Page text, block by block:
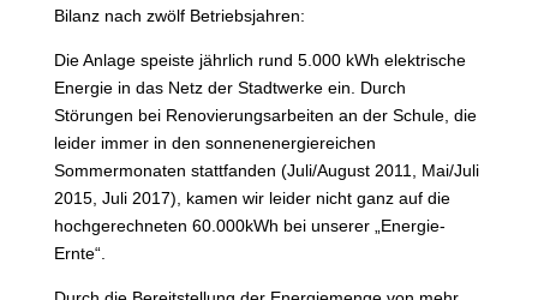
Bilanz nach zwölf Betriebsjahren:
Die Anlage speiste jährlich rund 5.000 kWh elektrische
Energie in das Netz der Stadtwerke ein. Durch
Störungen bei Renovierungsarbeiten an der Schule, die
leider immer in den sonnenenergiereichen
Sommermonaten stattfanden (Juli/August 2011, Mai/Juli
2015, Juli 2017), kamen wir leider nicht ganz auf die
hochgerechneten 60.000kWh bei unserer „Energie-
Ernte“.